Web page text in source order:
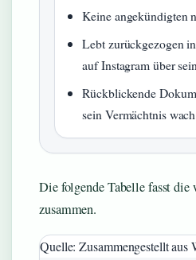
Keine angekündigten
Lebt zurückgezogen
auf Instagram über
Rückblickende
sein Vermächtnis
Die folgende Tabelle fasst
zusammen.
Quelle: Zusammengestellt